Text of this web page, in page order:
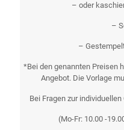
– oder
–
–
*Bei den genannten Preisen
Angebot. Die Vorlage
Bei Fragen zur
(Mo-Fr: 10.00 -